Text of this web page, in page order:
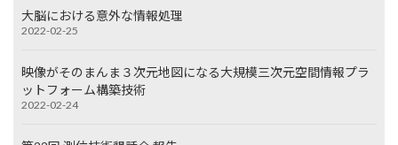
大脳における意外な情報処理
2022-02-25
映像がそのまんま３次元地図になる大規模三次元空間情報プラ
ットフォーム構築技術
2022-02-24